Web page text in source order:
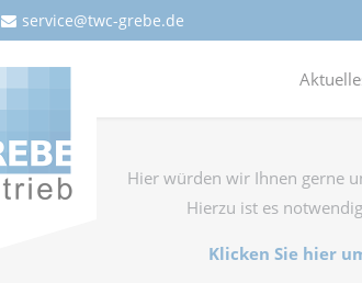
service@twc-grebe.de
Hier würden wir Ihnen gerne
Hierzu ist es
Klicken Sie hier